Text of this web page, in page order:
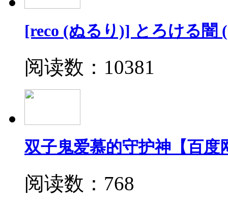
[reco (ぬるり)] とろける闇
阅读数：10381
双子鬼爱慕的守护神【百度
阅读数：768